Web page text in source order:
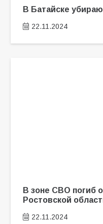
В Батайске
22.11.2024
В зоне СВО погиб
Ростовской
22.11.2024